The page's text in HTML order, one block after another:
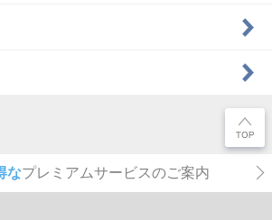
なプレミアムサービスのご案内